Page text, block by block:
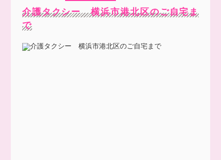
介護タクシー 横浜市港北区のご自宅ま
で